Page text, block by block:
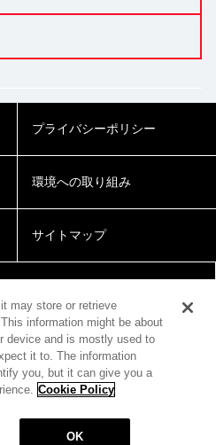
プライバシーポリシー
環境への取り組み
サイトマップ
Hall Network Inc.
SEARCH
may store or retrieve
information might be about
device and is mostly used to
it to. The information
you, but it can give you a
Cookie Policy
OK